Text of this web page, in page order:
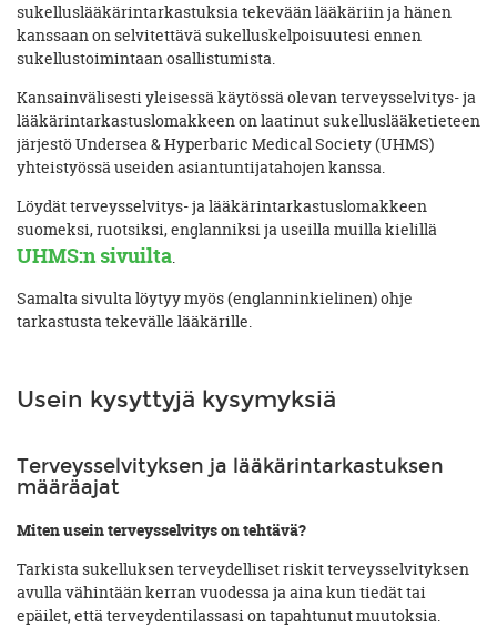
sukelluslääkärintarkastuksia tekevään lääkäriin ja hänen
kanssaan on selvitettävä sukelluskelpoisuutesi ennen
sukellustoimintaan osallistumista.
Kansainvälisesti yleisessä käytössä olevan terveysselvitys- ja
lääkärintarkastuslomakkeen on laatinut sukelluslääketieteen
järjestö Undersea & Hyperbaric Medical Society (UHMS)
yhteistyössä useiden asiantuntijatahojen kanssa.
Löydät terveysselvitys- ja lääkärintarkastuslomakkeen
suomeksi, ruotsiksi, englanniksi ja useilla muilla kielillä
UHMS:n sivuilta.
Samalta sivulta löytyy myös (englanninkielinen) ohje
tarkastusta tekevälle lääkärille.
Usein kysyttyjä kysymyksiä
Terveysselvityksen ja lääkärintarkastuksen
määräajat
Miten usein terveysselvitys on tehtävä?
Tarkista sukelluksen terveydelliset riskit terveysselvityksen
avulla vähintään kerran vuodessa ja aina kun tiedät tai
epäilet, että terveydentilassasi on tapahtunut muutoksia.